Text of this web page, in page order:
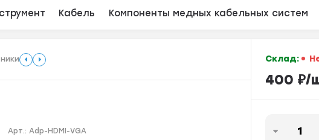
Кабель Компоненты медных кабельных систем
Арт.:Adp-HDMI-VGA
Склад:
400 ₽/